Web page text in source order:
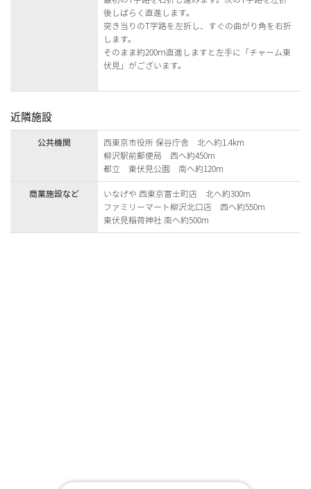
後しばらく直進します。
突き当りのT字路を左折し、すぐの曲がり角を右折
します。
そのまま約200ｍ直進しますと左手に「チャーム東
伏見」がございます。
近隣施設
公共機関
西東京市役所 保谷庁舎 北へ約1.4km
柳沢駅前郵便局 西へ約450m
都立 東伏見公園 南へ約120m
商業施設など
いなげや 西東京富士町店 北へ約300m
ファミリーマート柳沢北口店 西へ約550m
東伏見稲荷神社 南へ約500m